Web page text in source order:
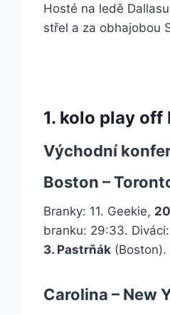
Hosté na ledě
střel a za obhajobou
1. kolo play off
Východní
Boston –
Branky: 11. Geekie,
branku: 29:33.
3. Pastrňák (Boston).
Carolina – New